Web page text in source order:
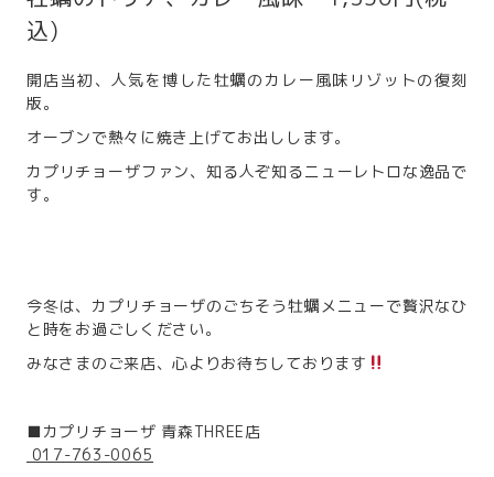
込)
開店当初、人気を博した牡蠣のカレー風味リゾットの復刻
版。
オーブンで熱々に焼き上げてお出しします。
カプリチョーザファン、知る人ぞ知るニューレトロな逸品で
す。
今冬は、カプリチョーザのごちそう牡蠣メニューで贅沢なひ
と時をお過ごしください。
みなさまのご来店、心よりお待ちしております
■カプリチョーザ 青森THREE店
017-763-0065